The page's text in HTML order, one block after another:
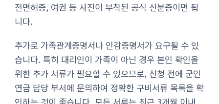
전면허증, 여권 등 사진이 부착된 공식 신분증이면 됩
니다.
추가로 가족관계증명서나 인감증명서가 요구될 수 있
습니다. 특히 대리인이 가족이 아닌 경우 본인 확인을
위한 추가 서류가 필요할 수 있으므로, 신청 전에 군인
연금 담당 부서에 문의하여 정확한 구비서류 목록을 확